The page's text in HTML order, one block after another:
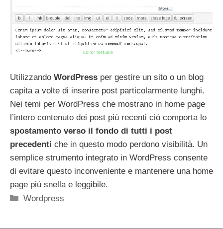
Utilizzando WordPress per gestire un sito o un blog
capita a volte di inserire post particolarmente lunghi.
Nei temi per WordPress che mostrano in home page
l’intero contenuto dei post più recenti ciò comporta lo
spostamento verso il fondo di tutti i post
precedenti che in questo modo perdono visibilità. Un
semplice strumento integrato in WordPress consente
di evitare questo inconveniente e mantenere una home
page più snella e leggibile.
Categorie
Wordpress